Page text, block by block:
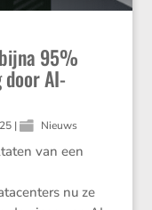
95%
AI-
| Nieuws
van een
nu ze